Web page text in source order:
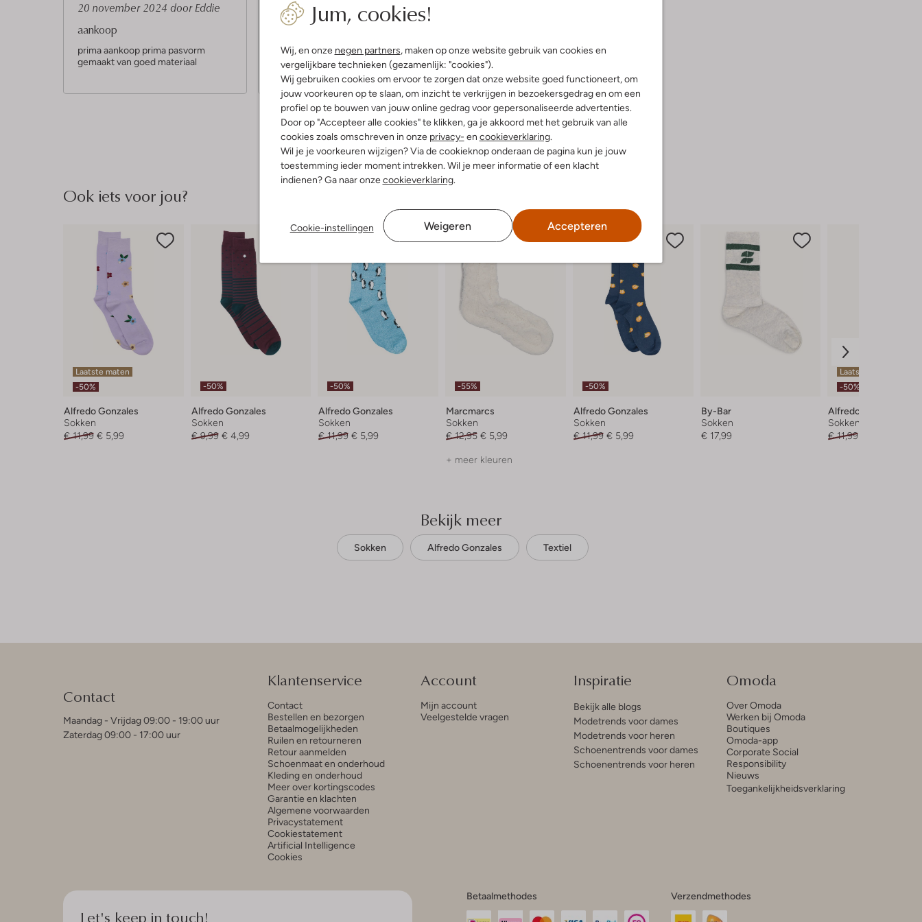
Jum, cookies!
Wij, en onze negen partners, maken op onze website gebruik van cookies en
vergelijkbare technieken (gezamenlijk: "cookies").
Wij gebruiken cookies om ervoor te zorgen dat onze website goed functioneert, om
jouw voorkeuren op te slaan, om inzicht te verkrijgen in bezoekersgedrag en om een
profiel op te bouwen van jouw online gedrag voor gepersonaliseerde advertenties.
Door op "Accepteer alle cookies" te klikken, ga je akkoord met het gebruik van alle
cookies zoals omschreven in onze privacy- en cookieverklaring.
Wil je je voorkeuren wijzigen? Via de cookieknop onderaan de pagina kun je jouw
toestemming ieder moment intrekken. Wil je meer informatie of een klacht
indienen? Ga naar onzecookieverklaring.
Cookie-instellingen Weigeren Accepteren
S
t
r
20 november 2024 door Eddie
aankoop
prima aankoop prima pasvorm
gemaakt van goed materiaal
10 maart 2024 door Esther
Alfredo Gonzales sokken
De ontvanger is blij met deze
sokken! Blijven ook mooi in de was.
Leuk motief
r
r
e
n
Wat een leuke, kleurrijke sokken die
ook nog eens kwalitatief goed zijn
Ook iets voor jou?
Laatste maten
-50%
Alfredo Gonzales
Sokken
€ 11,99 € 5,99
-50%
Alfredo Gonzales
Sokken
€ 9,99 € 4,99
-50%
Alfredo Gonzales
Sokken
€ 11,99 € 5,99
-55%
Marcmarcs
Sokken
€ 12,95 € 5,99
+ meer kleuren
-50%
Alfredo Gonzales
Sokken
€ 11,99 € 5,99
By-Bar
Sokken
€ 17,99
Laatste maten
-50%
Alfredo Gonzales
Sokken
€ 11,99
Bekijk meer
Sokken Alfredo Gonzales Textiel
Contact
Maandag - Vrijdag 09:00 - 19:00 uur
Zaterdag 09:00 - 17:00 uur
Klantenservice
Contact
Bestellen en bezorgen
Betaalmogelijkheden
Ruilen en retourneren
Retour aanmelden
Schoenmaat en onderhoud
Kleding en onderhoud
Meer over kortingscodes
Garantie en klachten
Algemene voorwaarden
Privacystatement
Cookiestatement
Artificial Intelligence
Cookies
Account
Mijn account
Veelgestelde vragen
Inspiratie
Bekijk alle blogs
Modetrends voor dames
Modetrends voor heren
Schoenentrends voor dames
Schoenentrends voor heren
Omoda
Over Omoda
Werken bij Omoda
Boutiques
Omoda-app
Corporate Social
Responsibility
Nieuws
Toegankelijkheidsverklaring
Let's keep in touch!
Betaalmethodes Verzendmethodes